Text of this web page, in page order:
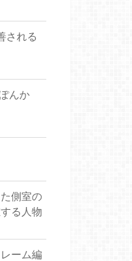
される
んか
側室の
る人物
ーム編